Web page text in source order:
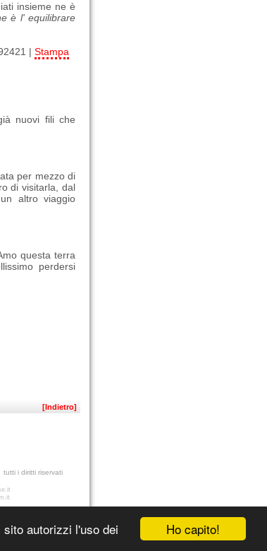
Ho capito!
autorizzi l'uso dei
insieme ne è
è l' equilibrare
| Stampa
nuovi fili che
per mezzo di
di visitarla, dal
altro viaggio
questa terra
perdersi
[Indietro]
i diritti riservati